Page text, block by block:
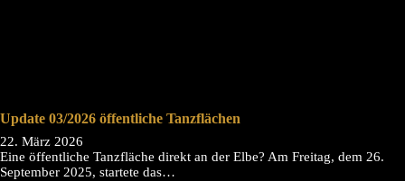
Update 03/2026 öffentliche Tanzflächen
22. März 2026
Eine öffentliche Tanzfläche direkt an der Elbe? Am Freitag, dem 26.
September 2025, startete das…